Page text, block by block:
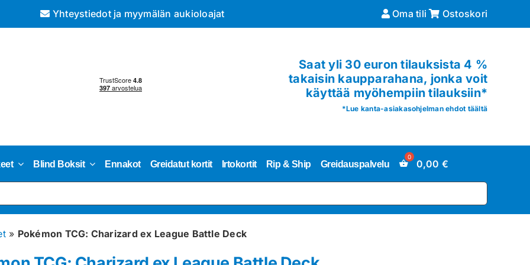
Yhteystiedot ja myymälän aukioloajat Oma tili Ostoskori
Saat yli 30 euron tilauksista 4 %
takaisin kaupparahana, jonka voit
käyttää myöhempiin tilauksiin*
*Lue kanta-asiakasohjelman ehdot täältä
Blind Boksit Ennakot Greidatut kortit Irtokortit Rip & Ship Greidauspalvelu 0,00 €
» Pokémon TCG: Charizard ex League Battle Deck